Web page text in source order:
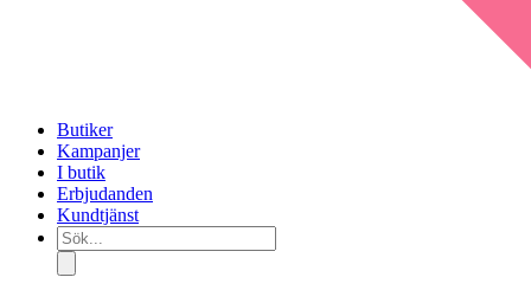
Butiker
Kampanjer
I butik
Erbjudanden
Kundtjänst
Sök...